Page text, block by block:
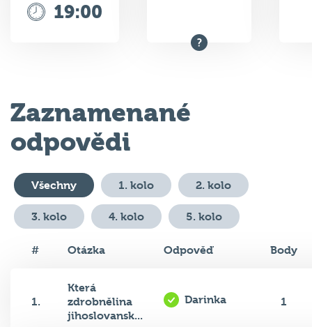
19:00
Zaznamenané
odpovědi
Všechny 1. kolo 2. kolo
3. kolo 4. kolo 5. kolo
# Otázka Odpověď Body
1.
Která
zdrobnělina
jihoslovansk...
Darinka 1